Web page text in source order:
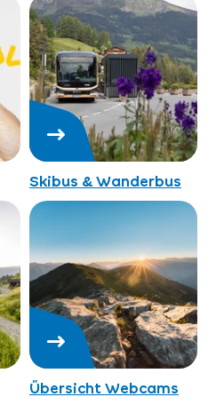
Skibus & Wanderbus
Übersicht Webcams